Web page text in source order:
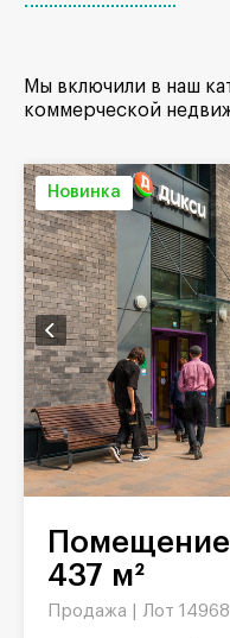
Мы включили в наш
коммерческой
Новинка
Помещение под сувениры,
437 м²
Продажа | Лот 14968